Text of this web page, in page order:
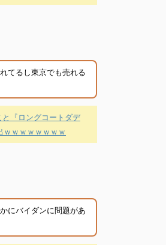
てるし東京でも売れる
と『ロングコートダデ
ｗｗｗｗｗｗｗｗ
にバイダンに問題があ